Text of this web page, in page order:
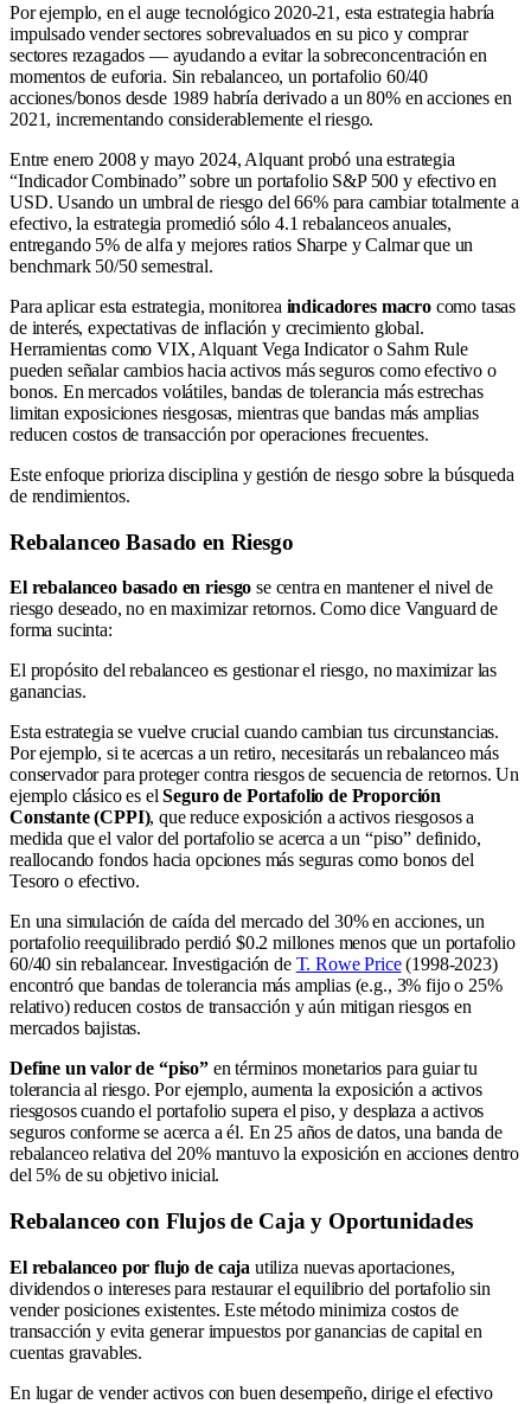
Por ejemplo, en el auge tecnológico 2020-21, esta estrategia habría
impulsado vender sectores sobrevaluados en su pico y comprar
sectores rezagados — ayudando a evitar la sobreconcentración en
momentos de euforia. Sin rebalanceo, un portafolio 60/40
acciones/bonos desde 1989 habría derivado a un 80% en acciones en
2021, incrementando considerablemente el riesgo.
Entre enero 2008 y mayo 2024, Alquant probó una estrategia
“Indicador Combinado” sobre un portafolio S&P 500 y efectivo en
USD. Usando un umbral de riesgo del 66% para cambiar totalmente a
efectivo, la estrategia promedió sólo 4.1 rebalanceos anuales,
entregando 5% de alfa y mejores ratios Sharpe y Calmar que un
benchmark 50/50 semestral.
Para aplicar esta estrategia, monitorea indicadores macrocomo tasas
de interés, expectativas de inflación y crecimiento global.
Herramientas como VIX, Alquant Vega Indicator o Sahm Rule
pueden señalar cambios hacia activos más seguros como efectivo o
bonos. En mercados volátiles, bandas de tolerancia más estrechas
limitan exposiciones riesgosas, mientras que bandas más amplias
reducen costos de transacción por operaciones frecuentes.
Este enfoque prioriza disciplina y gestión de riesgo sobre la búsqueda
de rendimientos.
Rebalanceo Basado en Riesgo
El rebalanceo basado en riesgo se centra en mantener el nivel de
riesgo deseado, no en maximizar retornos. Como dice Vanguard de
forma sucinta:
El propósito del rebalanceo es gestionar el riesgo, no maximizar las
ganancias.
Esta estrategia se vuelve crucial cuando cambian tus circunstancias.
Por ejemplo, si te acercas a un retiro, necesitarás un rebalanceo más
conservador para proteger contra riesgos de secuencia de retornos. Un
ejemplo clásico es elSeguro de Portafolio de Proporción
Constante (CPPI), que reduce exposición a activos riesgosos a
medida que el valor del portafolio se acerca a un “piso” definido,
reallocando fondos hacia opciones más seguras como bonos del
Tesoro o efectivo.
En una simulación de caída del mercado del 30% en acciones, un
portafolio reequilibrado perdió $0.2 millones menos que un portafolio
60/40 sin rebalancear. Investigación de T. Rowe Price(1998-2023)
encontró que bandas de tolerancia más amplias (e.g., 3% fijo o 25%
relativo) reducen costos de transacción y aún mitigan riesgos en
mercados bajistas.
Define un valor de “piso” en términos monetarios para guiar tu
tolerancia al riesgo. Por ejemplo, aumenta la exposición a activos
riesgosos cuando el portafolio supera el piso, y desplaza a activos
seguros conforme se acerca a él. En 25 años de datos, una banda de
rebalanceo relativa del 20% mantuvo la exposición en acciones dentro
del 5% de su objetivo inicial.
Rebalanceo con Flujos de Caja y Oportunidades
El rebalanceo por flujo de caja utiliza nuevas aportaciones,
dividendos o intereses para restaurar el equilibrio del portafolio sin
vender posiciones existentes. Este método minimiza costos de
transacción y evita generar impuestos por ganancias de capital en
cuentas gravables.
En lugar de vender activos con buen desempeño, dirige el efectivo